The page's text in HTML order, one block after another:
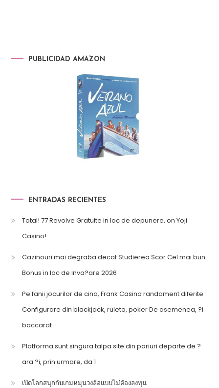
PUBLICIDAD AMAZON
ENTRADAS RECIENTES
Total! 77 Revolve Gratuite in loc de depunere, on Yoji
Casino!
Cazinouri mai degraba decat Studierea Scor Cel mai bun
Bonus in loc de Inva?are 2026
Pe fanii jocurilor de cina, Frank Casino randament diferite
Configurare din blackjack, ruleta, poker De asemenea, ?i
baccarat
Platforma sunt singura talpa site din pariuri departe de ?
ara ?i, prin urmare, da 1
เปิดโลกสนุกกับเกมหมุนวงล้อแบบไม่ต้องลงทุน